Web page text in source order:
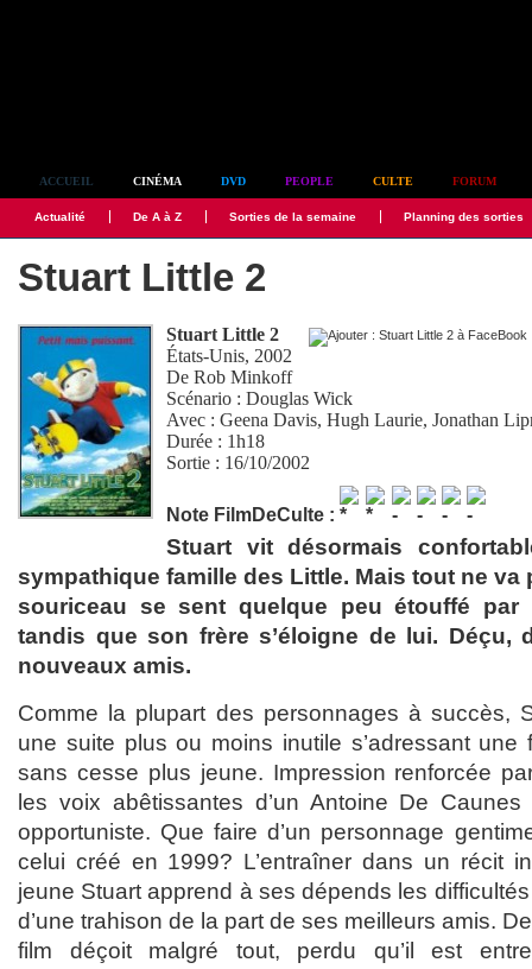
ACCUEIL CINÉMA DVD PEOPLE CULTE FORUM
Actualité De A à Z Sorties de la semaine Planning des sorties
Stuart Little 2
Stuart Little 2
États-Unis, 2002
DeRob Minkoff
Scénario :Douglas Wick
Avec :Geena Davis,Hugh Laurie,Jonathan
Durée : 1h18
Sortie : 16/10/2002
Note FilmDeCulte :
Stuart vit désormais
sympathique famille des Little. Mais tout ne va
souriceau se sent quelque peu étouffé par
tandis que son frère s’éloigne de lui. Déçu,
nouveaux amis.
Comme la plupart des personnages à succès,
une suite plus ou moins inutile s’adressant
sans cesse plus jeune. Impression renforcée
les voix abêtissantes d’un Antoine De
opportuniste. Que faire d’un personnage
celui créé en 1999? L’entraîner dans un récit
jeune Stuart apprend à ses dépends les
d’une trahison de la part de ses meilleurs amis.
film déçoit malgré tout, perdu qu’il est